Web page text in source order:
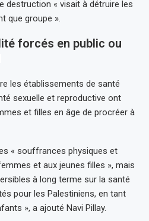
destruction « visait à détruire les
que groupe ».
forcés en public ou
les établissements de santé
sexuelle et reproductive ont
et filles en âge de procréer à
« souffrances physiques et
et aux jeunes filles », mais
à long terme sur la santé
pour les Palestiniens, en tant
», a ajouté Navi Pillay.